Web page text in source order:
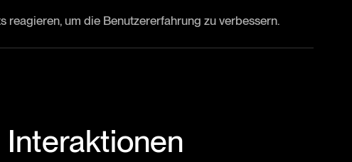
reagieren, um die Benutzererfahrung zu verbessern.
Interaktionen